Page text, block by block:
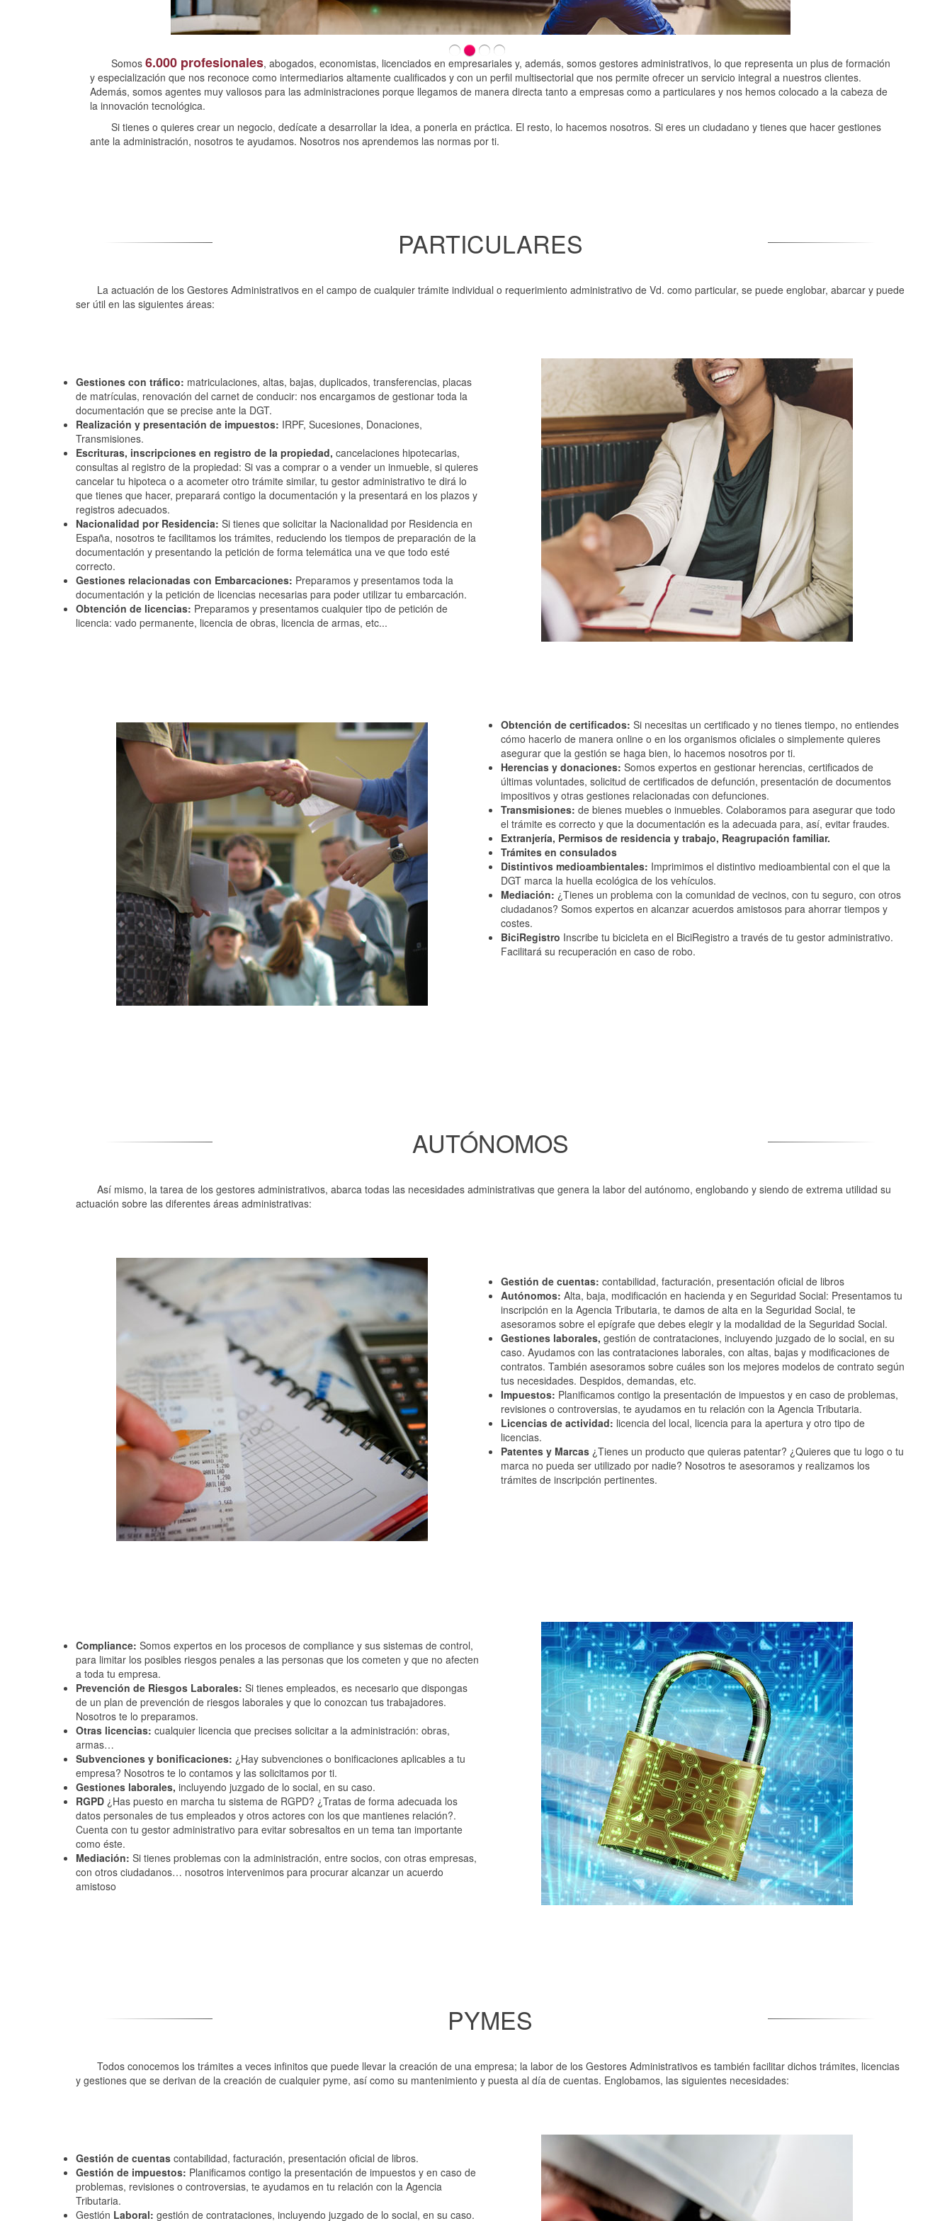
Somos 6.000 profesionales, abogados, economistas, licenciados en empresariales y, además, somos gestores administrativos, lo que representa un plus de formación
y especialización que nos reconoce como intermediarios altamente cualificados y con un perfil multisectorial que nos permite ofrecer un servicio integral a nuestros clientes.
Además, somos agentes muy valiosos para las administraciones porque llegamos de manera directa tanto a empresas como a particulares y nos hemos colocado a la cabeza de
la innovación tecnológica.
Si tienes o quieres crear un negocio, dedícate a desarrollar la idea, a ponerla en práctica. El resto, lo hacemos nosotros. Si eres un ciudadano y tienes que hacer gestiones
ante la administración, nosotros te ayudamos. Nosotros nos aprendemos las normas por ti.
PARTICULARES
La actuación de los Gestores Administrativos en el campo de cualquier trámite individual o requerimiento administrativo de Vd. como particular, se puede englobar, abarcar y puede
ser útil en las siguientes áreas:
Gestiones con tráfico: matriculaciones, altas, bajas, duplicados, transferencias, placas
de matrículas, renovación del carnet de conducir: nos encargamos de gestionar toda la
documentación que se precise ante la DGT.
Realización y presentación de impuestos: IRPF, Sucesiones, Donaciones,
Transmisiones.
Escrituras, inscripciones en registro de la propiedad, cancelaciones hipotecarias,
consultas al registro de la propiedad: Si vas a comprar o a vender un inmueble, si quieres
cancelar tu hipoteca o a acometer otro trámite similar, tu gestor administrativo te dirá lo
que tienes que hacer, preparará contigo la documentación y la presentará en los plazos y
registros adecuados.
Nacionalidad por Residencia: Si tienes que solicitar la Nacionalidad por Residencia en
España, nosotros te facilitamos los trámites, reduciendo los tiempos de preparación de la
documentación y presentando la petición de forma telemática una ve que todo esté
correcto.
Gestiones relacionadas con Embarcaciones: Preparamos y presentamos toda la
documentación y la petición de licencias necesarias para poder utilizar tu embarcación.
Obtención de licencias: Preparamos y presentamos cualquier tipo de petición de
licencia: vado permanente, licencia de obras, licencia de armas, etc...
Obtención de certificados: Si necesitas un certificado y no tienes tiempo, no entiendes
cómo hacerlo de manera online o en los organismos oficiales o simplemente quieres
asegurar que la gestión se haga bien, lo hacemos nosotros por ti.
Herencias y donaciones: Somos expertos en gestionar herencias, certificados de
últimas voluntades, solicitud de certificados de defunción, presentación de documentos
impositivos y otras gestiones relacionadas con defunciones.
Transmisiones: de bienes muebles o inmuebles. Colaboramos para asegurar que todo
el trámite es correcto y que la documentación es la adecuada para, así, evitar fraudes.
Extranjería, Permisos de residencia y trabajo, Reagrupación familiar.
Trámites en consulados
Distintivos medioambientales: Imprimimos el distintivo medioambiental con el que la
DGT marca la huella ecológica de los vehículos.
Mediación: ¿Tienes un problema con la comunidad de vecinos, con tu seguro, con otros
ciudadanos? Somos expertos en alcanzar acuerdos amistosos para ahorrar tiempos y
costes.
BiciRegistro Inscribe tu bicicleta en el BiciRegistro a través de tu gestor administrativo.
Facilitará su recuperación en caso de robo.
AUTÓNOMOS
Así mismo, la tarea de los gestores administrativos, abarca todas las necesidades administrativas que genera la labor del autónomo, englobando y siendo de extrema utilidad su
actuación sobre las diferentes áreas administrativas:
Gestión de cuentas: contabilidad, facturación, presentación oficial de libros
Autónomos: Alta, baja, modificación en hacienda y en Seguridad Social: Presentamos tu
inscripción en la Agencia Tributaria, te damos de alta en la Seguridad Social, te
asesoramos sobre el epígrafe que debes elegir y la modalidad de la Seguridad Social.
Gestiones laborales, gestión de contrataciones, incluyendo juzgado de lo social, en su
caso. Ayudamos con las contrataciones laborales, con altas, bajas y modificaciones de
contratos. También asesoramos sobre cuáles son los mejores modelos de contrato según
tus necesidades. Despidos, demandas, etc.
Impuestos: Planificamos contigo la presentación de impuestos y en caso de problemas,
revisiones o controversias, te ayudamos en tu relación con la Agencia Tributaria.
Licencias de actividad: licencia del local, licencia para la apertura y otro tipo de
licencias.
Patentes y Marcas ¿Tienes un producto que quieras patentar? ¿Quieres que tu logo o tu
marca no pueda ser utilizado por nadie? Nosotros te asesoramos y realizamos los
trámites de inscripción pertinentes.
Compliance: Somos expertos en los procesos de compliance y sus sistemas de control,
para limitar los posibles riesgos penales a las personas que los cometen y que no afecten
a toda tu empresa.
Prevención de Riesgos Laborales: Si tienes empleados, es necesario que dispongas
de un plan de prevención de riesgos laborales y que lo conozcan tus trabajadores.
Nosotros te lo preparamos.
Otras licencias: cualquier licencia que precises solicitar a la administración: obras,
armas…
Subvenciones y bonificaciones: ¿Hay subvenciones o bonificaciones aplicables a tu
empresa? Nosotros te lo contamos y las solicitamos por ti.
Gestiones laborales, incluyendo juzgado de lo social, en su caso.
RGPD ¿Has puesto en marcha tu sistema de RGPD? ¿Tratas de forma adecuada los
datos personales de tus empleados y otros actores con los que mantienes relación?.
Cuenta con tu gestor administrativo para evitar sobresaltos en un tema tan importante
como éste.
Mediación: Si tienes problemas con la administración, entre socios, con otras empresas,
con otros ciudadanos… nosotros intervenimos para procurar alcanzar un acuerdo
amistoso
PYMES
Todos conocemos los trámites a veces infinitos que puede llevar la creación de una empresa; la labor de los Gestores Administrativos es también facilitar dichos trámites, licencias
y gestiones que se derivan de la creación de cualquier pyme, así como su mantenimiento y puesta al día de cuentas. Englobamos, las siguientes necesidades:
Gestión de cuentas contabilidad, facturación, presentación oficial de libros.
Gestión de impuestos: Planificamos contigo la presentación de impuestos y en caso de
problemas, revisiones o controversias, te ayudamos en tu relación con la Agencia
Tributaria.
Gestión Laboral: gestión de contrataciones, incluyendo juzgado de lo social, en su caso.